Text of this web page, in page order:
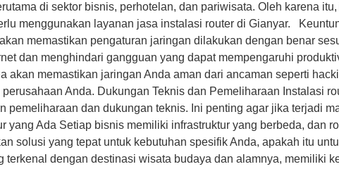
di sektor bisnis, perhotelan, dan pariwisata. Oleh karena
menggunakan layanan jasa instalasi router di Gianyar.
memastikan pengaturan jaringan dilakukan dengan benar
dan menghindari gangguan yang dapat mempengaruhi
akan memastikan jaringan Anda aman dari ancaman seperti
Anda. Dukungan Teknis dan Pemeliharaan Instalasi
pemeliharaan dan dukungan teknis. Ini penting agar jika terjadi
yang Ada Setiap bisnis memiliki infrastruktur yang berbeda,
solusi yang tepat untuk kebutuhan spesifik Anda, apakah itu
terkenal dengan destinasi wisata budaya dan alamnya,